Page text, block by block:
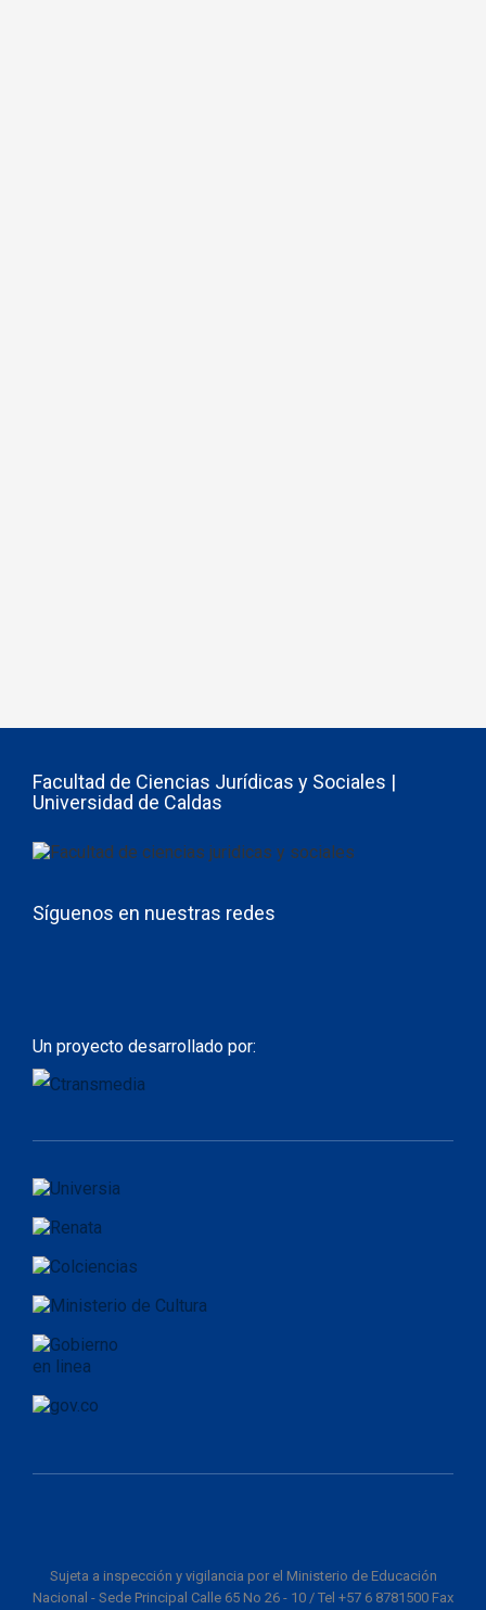
Facultad de Ciencias Jurídicas y Sociales |
Universidad de Caldas
Síguenos en nuestras redes
Un proyecto desarrollado por:
Sujeta a inspección y vigilancia por el Ministerio de Educación
Nacional - Sede Principal Calle 65 No 26 - 10 / Tel +57 6 8781500 Fax